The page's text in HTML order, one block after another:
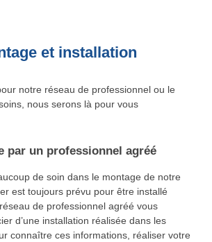
et installation
notre réseau de professionnel ou le
nous serons là pour vous
par un professionnel agréé
de soin dans le montage de notre
est toujours prévu pour être installé
de professionnel agréé vous
d’une installation réalisée dans les
connaître ces informations, réaliser votre